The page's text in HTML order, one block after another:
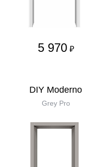
5 970 ₽
DIY Moderno
Grey Pro